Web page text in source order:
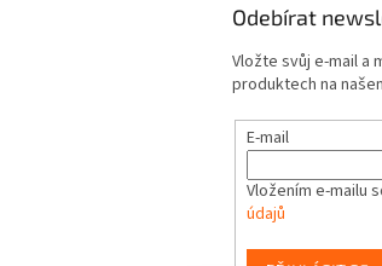
Odebírat
Vložte svůj e-mail a
produktech na
E-mail
Vložením e-mailu
údajů